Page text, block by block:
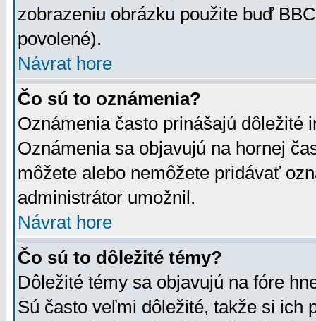
zobrazeniu obrázku použite buď
povolené).
Návrat hore
Čo sú to oznámenia?
Oznámenia často prinášajú dôležité
Oznámenia sa objavujú na hornej
môžete alebo nemôžete pridávať
administrátor umožnil.
Návrat hore
Čo sú to dôležité témy?
Dôležité témy sa objavujú na fóre
Sú často veľmi dôležité, takže si ich